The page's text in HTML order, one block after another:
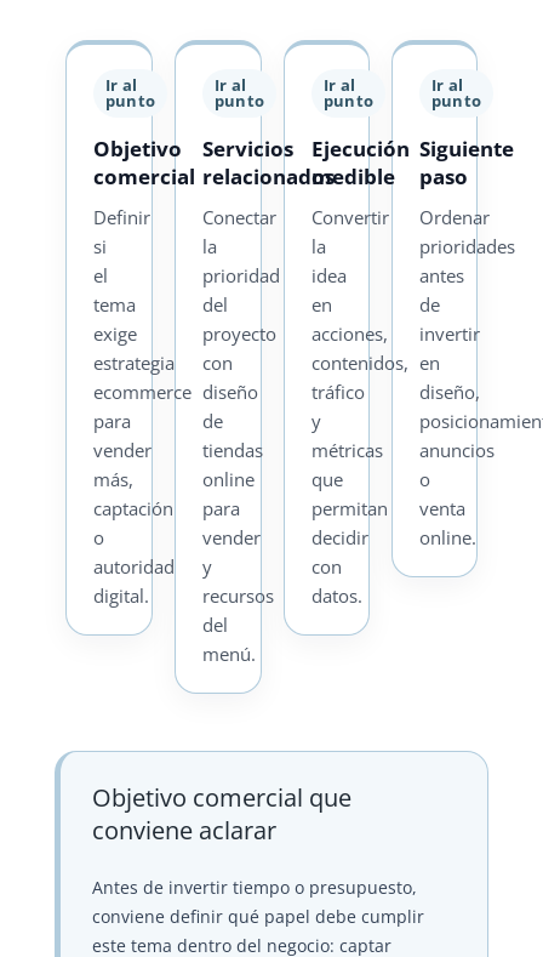
Ir al
punto
Objetivo
comercial
Definir
si
el
tema
exige
estrategia
ecommerce
para
vender
más,
captación
o
autoridad
digital.
Ir al
punto
Servicios
relacionados
Conectar
la
prioridad
del
proyecto
con
diseño
de
tiendas
online
para
vender
y
recursos
del
menú.
Ir al
punto
Ejecución
medible
Convertir
la
idea
en
acciones,
contenidos,
tráfico
y
métricas
que
permitan
decidir
con
datos.
Ir al
punto
Siguiente
paso
Ordenar
prioridades
antes
de
invertir
en
diseño,
anuncios
o
venta
online.
Objetivo comercial que
conviene aclarar
Antes de invertir tiempo o presupuesto,
conviene definir qué papel debe cumplir
este tema dentro del negocio: captar